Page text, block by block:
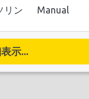
リン Manual
示...